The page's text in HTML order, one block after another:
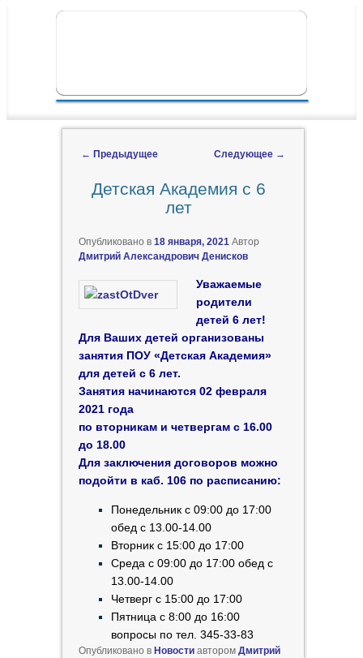
ГЛАВНОЕ МЕНЮ
← Предыдущее Следующее →
Детская Академия с 6
лет
Опубликовано в 18 января, 2021 Автор
Дмитрий Александрович Денисков
Уважаемые
родители
детей 6 лет!
Для Ваших детей организованы
занятия ПОУ «Детская Академия»
для детей с 6 лет.
Занятия начинаются 02 февраля
2021 года
по вторникам и четвергам с 16.00
до 18.00
Для заключения договоров можно
подойти в каб. 106 по расписанию:
Понедельник с 09:00 до 17:00
обед с 13.00-14.00
Вторник с 15:00 до 17:00
Среда с 09:00 до 17:00 обед с
13.00-14.00
Четверг с 15:00 до 17:00
Пятница с 8:00 до 16:00
вопросы по тел. 345-33-83
Опубликовано в Новостиавтором Дмитрий